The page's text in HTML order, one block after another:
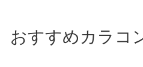
おすすめカラコ